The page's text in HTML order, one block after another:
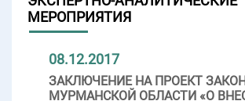
МЕРОПРИЯТИЯ
08.12.2017
ЗАКЛЮЧЕНИЕ НА ПРОЕКТ
МУРМАНСКОЙ ОБЛАСТИ «О